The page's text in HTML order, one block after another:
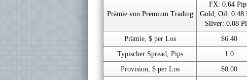
Prämie von Premium Trading
FX: 0.64
Gold, Oil: 0.48
Silver: 0.08
Prämie, $ per Los $6.40
Typischer Spread, Pips
1.0
Provision, $ per Los
$0.00